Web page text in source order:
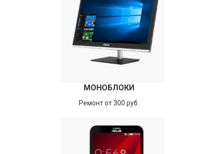
МОНОБЛОКИ
Ремонт от 300 руб.